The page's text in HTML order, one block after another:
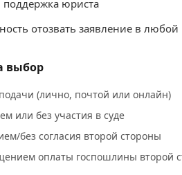
юриста
отозвать заявление в
выбор
(лично, почтой или онлайн)
или без участия в суде
без согласия второй стороны
оплаты госпошлины второй